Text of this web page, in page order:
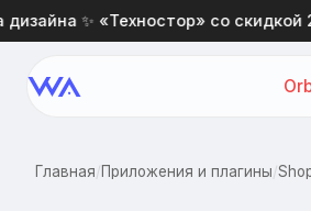
✨ «Техностор» со скидкой
Главная/Приложения и плагины/